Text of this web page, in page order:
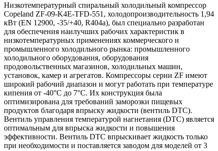
Низкотемпературный спиральный холодильный компрессор
Copeland ZF-09-K4E-TFD-551, холодопроизводительность 1,94
кВт (EN 12900, -35/+40, R404a), был специально разработан
для обеспечения наилучших рабочих характеристик в
низкотемпературных применениях коммерческого и
промышленного холодильного рынка: промышленного
холодильного оборудования, оборудования
продовольственных магазинов, холодильных машин,
установок, камер и агрегатов. Компрессоры серии ZF имеют
широкий рабочий диапазон и могут работать при температуре
кипения от -40°C до 7°C. Их конструкция была
оптимизирована для требований заморозки пищевых
продуктов благодаря впрыску жидкости (вентиль DTC).
Вентиль управления температурой нагнетания (DTC) является
оптимальным для впрыска жидкости и повышения
эффективности. Вентиль DTC впрыскивает жидкость только
при необходимости и поставляется заводом для моделей от 3